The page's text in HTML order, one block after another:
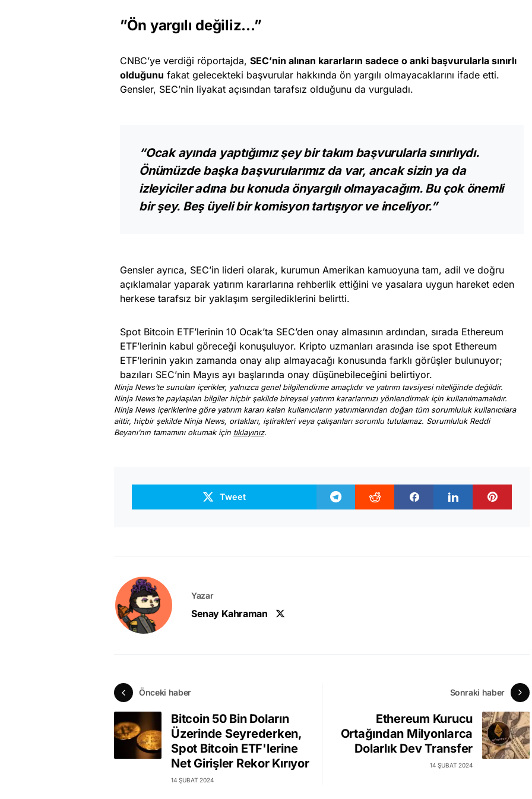
”Ön yargılı değiliz…”
CNBC’ye verdiği röportajda, SEC’nin alınan kararların sadece o anki başvurularla sınırlı
olduğunu fakat gelecekteki başvurular hakkında ön yargılı olmayacaklarını ifade etti.
Gensler, SEC’nin liyakat açısından tarafsız olduğunu da vurguladı.
“Ocak ayında yaptığımız şey bir takım başvurularla sınırlıydı.
Önümüzde başka başvurularımız da var, ancak sizin ya da
izleyiciler adına bu konuda önyargılı olmayacağım. Bu çok önemli
bir şey. Beş üyeli bir komisyon tartışıyor ve inceliyor.”
Gensler ayrıca, SEC’in lideri olarak, kurumun Amerikan kamuoyuna tam, adil ve doğru
açıklamalar yaparak yatırım kararlarına rehberlik ettiğini ve yasalara uygun hareket eden
herkese tarafsız bir yaklaşım sergilediklerini belirtti.
Spot Bitcoin ETF’lerinin 10 Ocak’ta SEC’den onay almasının ardından, sırada Ethereum
ETF’lerinin kabul göreceği konuşuluyor. Kripto uzmanları arasında ise spot Ethereum
ETF’lerinin yakın zamanda onay alıp almayacağı konusunda farklı görüşler bulunuyor;
bazıları SEC’nin Mayıs ayı başlarında onay düşünebileceğini belirtiyor.
Ninja News’te sunulan içerikler, yalnızca genel bilgilendirme amaçlıdır ve yatırım tavsiyesi niteliğinde değildir.
Ninja News’te paylaşılan bilgiler hiçbir şekilde bireysel yatırım kararlarınızı yönlendirmek için kullanılmamalıdır.
Ninja News içeriklerine göre yatırım kararı kalan kullanıcıların yatırımlarından doğan tüm sorumluluk kullanıcılara
aittir, hiçbir şekilde Ninja News, ortakları, iştirakleri veya çalışanları sorumlu tutulamaz. Sorumluluk Reddi
Beyanı’nın tamamını okumak için tıklayınız.
Tweet
Yazar
Senay Kahraman
Önceki haber
Bitcoin 50 Bin Doların
Üzerinde Seyrederken,
Spot Bitcoin ETF'lerine
Net Girişler Rekor Kırıyor
14 ŞUBAT 2024
Sonraki haber
Ethereum Kurucu
Ortağından Milyonlarca
Dolarlık Dev Transfer
14 ŞUBAT 2024